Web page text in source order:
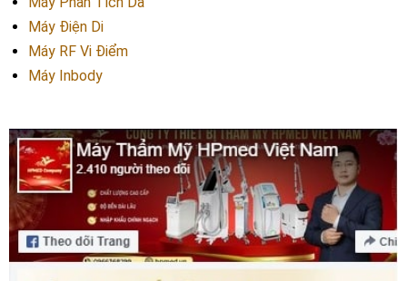
Máy Điện Di
Máy RF Vi Điểm
Máy Inbody